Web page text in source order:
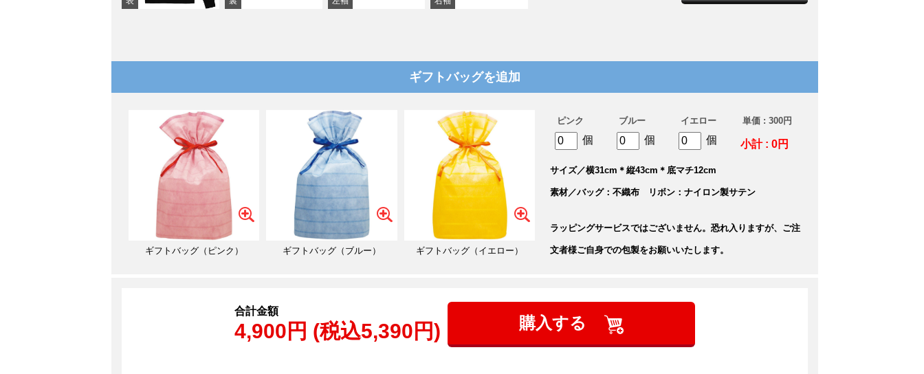
ギフトバッグを追加
ギフトバッグ（ピンク） ギフトバッグ（ブルー） ギフトバッグ（イエロー）
ピンク
個
ブルー
個
イエロー
個
単価 : 300円
小計 : 0円
サイズ／横31cm＊縦43cm＊底マチ12cm
素材／バッグ：不織布 リボン：ナイロン製サテン
ラッピングサービスではございません。恐れ入りますが、ご注
文者様ご自身での包製をお願いいたします。
合計金額
4,900円 (税込5,390円) 購入する